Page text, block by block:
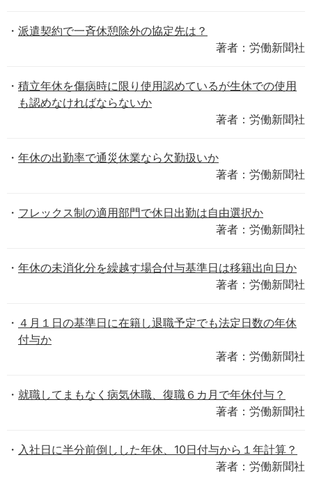
派遣契約で一斉休憩除外の協定先は？
著者：労働新聞社
積立年休を傷病時に限り使用認めているが生休での使用
も認めなければならないか
著者：労働新聞社
年休の出勤率で通災休業なら欠勤扱いか
著者：労働新聞社
フレックス制の適用部門で休日出勤は自由選択か
著者：労働新聞社
年休の未消化分を繰越す場合付与基準日は移籍出向日か
著者：労働新聞社
４月１日の基準日に在籍し退職予定でも法定日数の年休
付与か
著者：労働新聞社
就職してまもなく病気休職、復職６カ月で年休付与？
著者：労働新聞社
入社日に半分前倒しした年休、10日付与から１年計算？
著者：労働新聞社